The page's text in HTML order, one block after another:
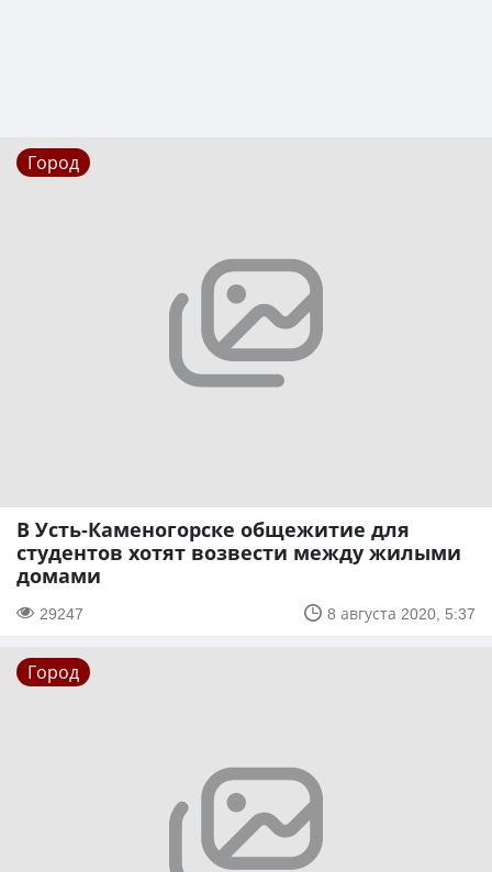
Город
В Усть-Каменогорске общежитие для
студентов хотят возвести между жилыми
домами
29247 8 августа 2020, 5:37
Город